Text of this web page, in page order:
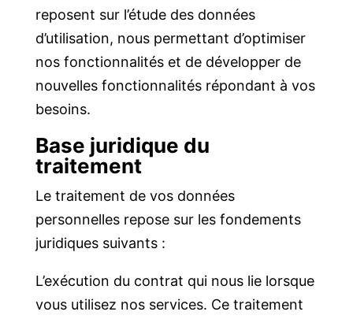
reposent sur l’étude des données
d’utilisation, nous permettant d’optimiser
nos fonctionnalités et de développer de
nouvelles fonctionnalités répondant à vos
besoins.
Base juridique du
traitement
Le traitement de vos données
personnelles repose sur les fondements
juridiques suivants :
L’exécution du contrat qui nous lie lorsque
vous utilisez nos services. Ce traitement